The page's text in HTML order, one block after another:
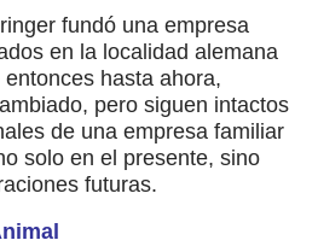
fundó una empresa
en la localidad alemana
hasta ahora,
pero siguen intactos
de una empresa familiar
solo en el presente, sino
futuras.